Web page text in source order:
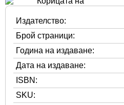
Издателство:
Брой страници:
Година на издаване:
Дата на издаване:
ISBN:
SKU: